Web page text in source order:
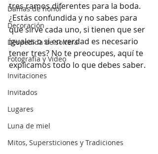
Damas de honor
Decoración
Despedida de soltera
Fotografía y Video
Invitaciones
Invitados
Lugares
Luna de miel
Mitos, Supersticiones y Tradiciones
tres ramos diferentes para la boda.
¿Estás confundida y no sabes para
que sirve cada uno, si tienen que ser
iguales o si en verdad es necesario
tener tres? No te preocupes, aquí te
explicamos todo lo que debes saber.